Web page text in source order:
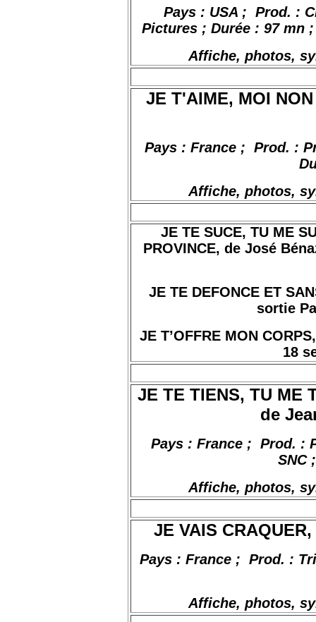
Pays : USA ; Prod. :
Pictures ; Durée : 97 mn
Affiche, photos,
JE T'AIME, MOI
Pays : France ; Prod. :
Affiche, photos,
JE TE SUCE, TU ME
PROVINCE, de José
JE TE DEFONCE ET
sortie
JE T’OFFRE MON
18
JE TE TIENS, TU ME
de
Pays : France ; Prod. :
SNC
Affiche, photos,
JE VAIS
Pays : France ; Prod. :
Affiche, photos,